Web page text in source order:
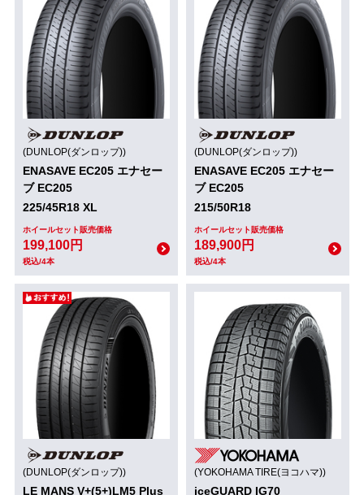
(DUNLOP(ダンロップ))
ENASAVE EC205 エナセー
ブ EC205
225/45R18 XL
ホイールセット販売価格
199,100円
税込/4本
(DUNLOP(ダンロップ))
ENASAVE EC205 エナセー
ブ EC205
215/50R18
ホイールセット販売価格
189,900円
税込/4本
(DUNLOP(ダンロップ))
LE MANS V+(5+)LM5 Plus
(YOKOHAMA TIRE(ヨコハマ))
iceGUARD IG70